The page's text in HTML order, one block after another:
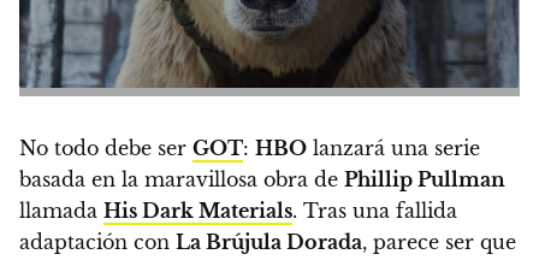
No todo debe ser GOT: HBO lanzará una serie
basada en la maravillosa obra de Phillip Pullman
llamada His Dark Materials. Tras una fallida
adaptación con La Brújula Dorada, parece ser que